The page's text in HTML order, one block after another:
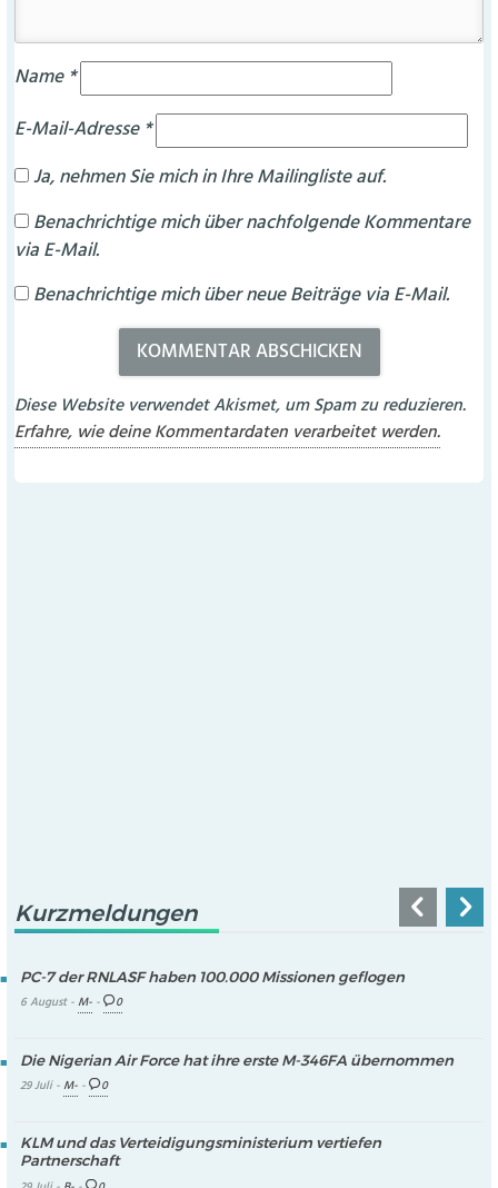
Name *
E-Mail-Adresse *
Ja, nehmen Sie mich in Ihre Mailingliste auf.
Benachrichtige mich über nachfolgende Kommentare
via E-Mail.
Benachrichtige mich über neue Beiträge via E-Mail.
Diese Website verwendet Akismet, um Spam zu reduzieren.
Erfahre, wie deine Kommentardaten verarbeitet werden.
Kurzmeldungen
PC-7 der RNLASF haben 100.000 Missionen geflogen
6 August -M-- 0
Die Nigerian Air Force hat ihre erste M-346FA übernommen
29 Juli -M-- 0
KLM und das Verteidigungsministerium vertiefen
Partnerschaft